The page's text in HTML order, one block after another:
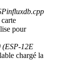
pour
(ESP-12E
chargé la